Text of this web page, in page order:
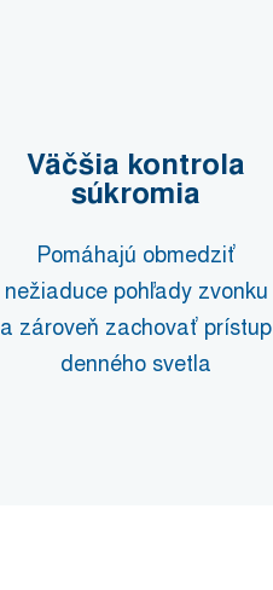
Väčšia kontrola
súkromia
Pomáhajú obmedziť
nežiaduce pohľady zvonku
a zároveň zachovať prístup
denného svetla